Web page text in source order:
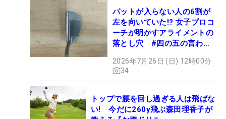
パットが入らない人の6割が
左を向いていた!? 女子プロコ
ーチが明かすアライメントの
落とし穴 #四の五の言わず
2026年7月26日 (日) 12時00分
34
トップで腰を回し過ぎる人は飛ばな
い! 今だに260y飛ぶ森田理香子が